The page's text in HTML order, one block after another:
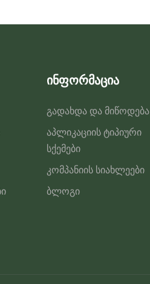
ინფორმაცია
გადახდა და მიწოდება
აპლიკაციის ტიპიური
სქემები
კომპანიის სიახლეები
ბლოგი